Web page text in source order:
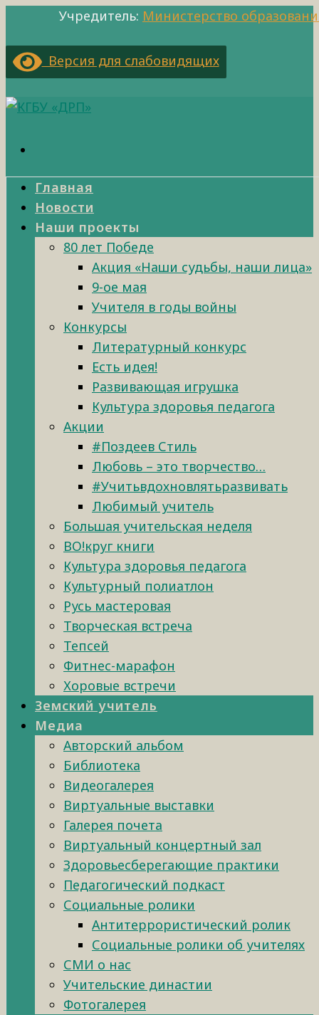
Учредитель: Министерство
Версия для слабовидящих
Главная
Новости
Наши проекты
80 лет Победе
Акция «Наши судьбы, наши лица»
9-ое мая
Учителя в годы войны
Конкурсы
Литературный конкурс
Есть идея!
Развивающая игрушка
Культура здоровья педагога
Акции
#Поздеев Стиль
Любовь – это творчество…
#Учитьвдохновлятьразвивать
Любимый учитель
Большая учительская неделя
ВО!круг книги
Культура здоровья педагога
Культурный полиатлон
Русь мастеровая
Творческая встреча
Тепсей
Фитнес-марафон
Хоровые встречи
Земский учитель
Медиа
Авторский альбом
Библиотека
Видеогалерея
Виртуальные выставки
Галерея почета
Виртуальный концертный зал
Здоровьесберегающие практики
Педагогический подкаст
Социальные ролики
Антитеррористический ролик
Социальные ролики об учителях
СМИ о нас
Учительские династии
Фотогалерея